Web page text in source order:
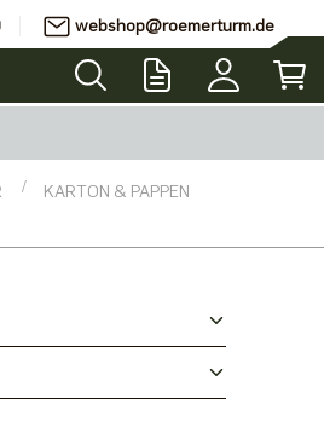
webshop@roemerturm.de
KARTON & PAPPEN